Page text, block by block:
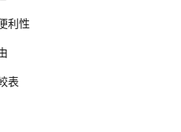
利性
表